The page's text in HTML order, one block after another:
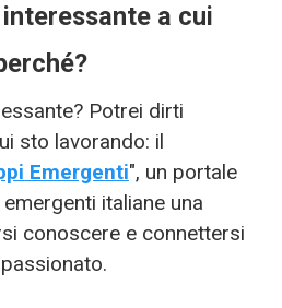
a cui
Potrei dirti
sto lavorando: il
Emergenti", un portale
italiane una
conoscere e connettersi